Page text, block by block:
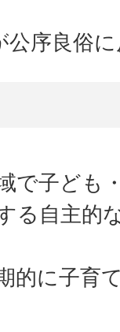
公序良俗
で子ども
る自主的
的に子育